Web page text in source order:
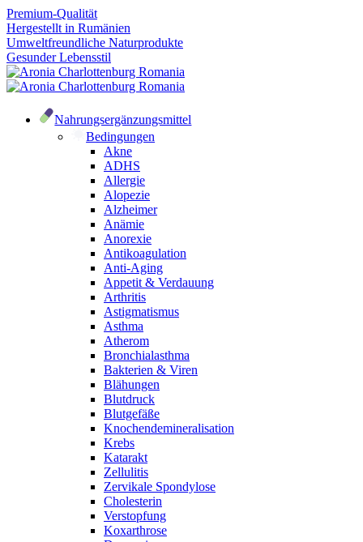
Premium-Qualität
Hergestellt in Rumänien
Umweltfreundliche Naturprodukte
Gesunder Lebensstil
Nahrungsergänzungsmittel
Bedingungen
Akne
ADHS
Allergie
Alopezie
Alzheimer
Anämie
Anorexie
Antikoagulation
Anti-Aging
Appetit & Verdauung
Arthritis
Astigmatismus
Asthma
Atherom
Bronchialasthma
Bakterien & Viren
Blähungen
Blutdruck
Blutgefäße
Knochendemineralisation
Krebs
Katarakt
Zellulitis
Zervikale Spondylose
Cholesterin
Verstopfung
Koxarthrose